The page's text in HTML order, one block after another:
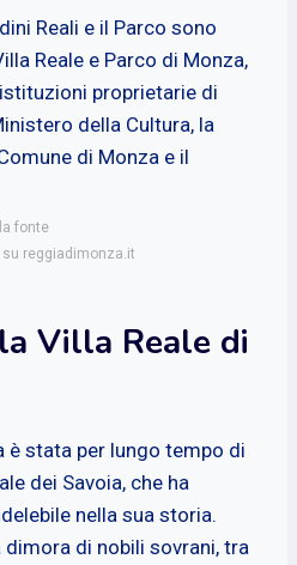
Reali e il Parco sono
Reale e Parco di Monza,
proprietarie di
della Cultura, la
di Monza e il
fonte
reggiadimonza.it
Villa Reale di
è stata per lungo tempo di
dei Savoia, che ha
nella sua storia.
di nobili sovrani, tra